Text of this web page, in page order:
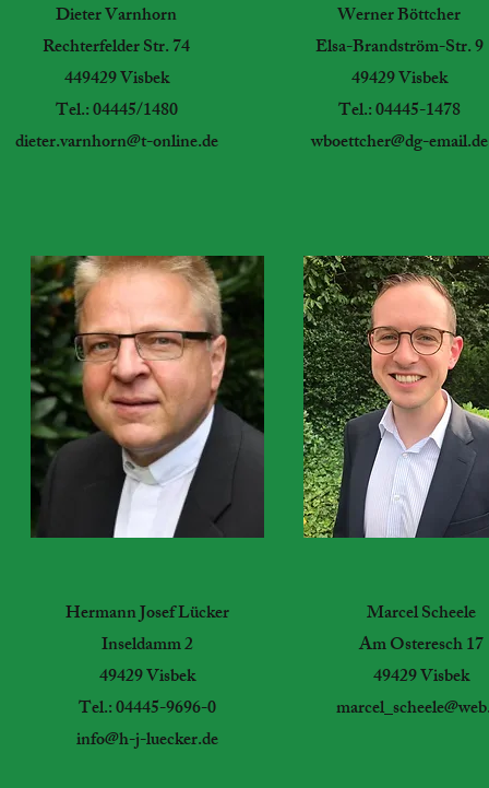
Dieter Varnhorn
Rechterfelder Str. 74
449429 Visbek
Tel.: 04445/1480
dieter.varnhorn@t-online.de
Werner Böttcher
Elsa-Brandström-Str. 9
49429 Visbek
Tel.: 04445-1478
wboettcher@dg-email.de
Hermann Josef Lücker
Inseldamm 2
49429 Visbek
Tel.: 04445-9696-0
info@h-j-luecker.de
Marcel Scheele
Am Osteresch 17
49429 Visbek